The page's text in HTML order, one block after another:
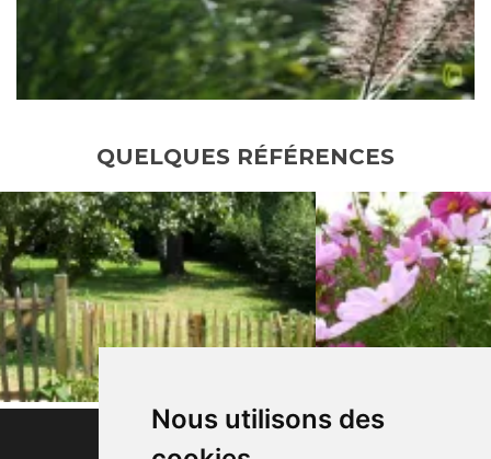
Nous utilisons des
QUELQUES RÉFÉRENCES